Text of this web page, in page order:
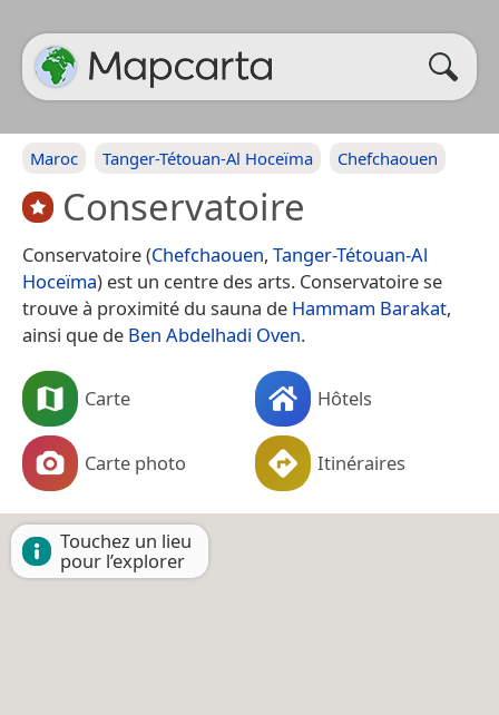
Maroc Tanger-Tétouan-Al Hoceïma Chefchaouen
Conservatoire
Conservatoire (Chefchaouen, Tanger-Tétouan-Al
Hoceïma) est un centre des arts. Conservatoire se
trouve à proximité du sauna de Hammam Barakat,
ainsi que de Ben Abdelhadi Oven.
Carte Hôtels
Carte photo Itinéraires
Touchez un lieu
pour l’explorer